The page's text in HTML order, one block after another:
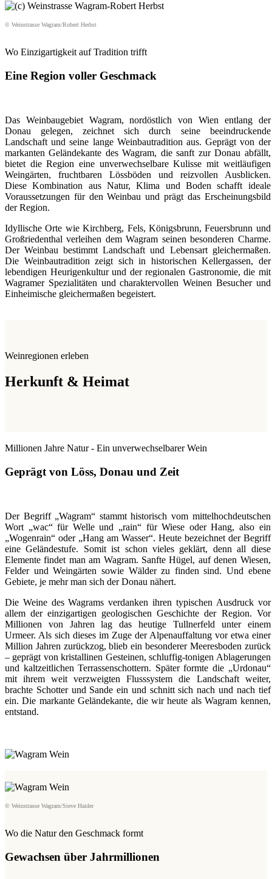
© Weinstrasse Wagram/Robert Herbst
Wo Einzigartigkeit auf Tradition trifft
Eine Region voller Geschmack
Das Weinbaugebiet Wagram, nordöstlich von Wien entlang der
Donau gelegen, zeichnet sich durch seine beeindruckende
Landschaft und seine lange Weinbautradition aus. Geprägt von der
markanten Geländekante des Wagram, die sanft zur Donau abfällt,
bietet die Region eine unverwechselbare Kulisse mit weitläufigen
Weingärten, fruchtbaren Lössböden und reizvollen Ausblicken.
Diese Kombination aus Natur, Klima und Boden schafft ideale
Voraussetzungen für den Weinbau und prägt das Erscheinungsbild
der Region.
Idyllische Orte wie Kirchberg, Fels, Königsbrunn, Feuersbrunn und
Großriedenthal verleihen dem Wagram seinen besonderen Charme.
Der Weinbau bestimmt Landschaft und Lebensart gleichermaßen.
Die Weinbautradition zeigt sich in historischen Kellergassen, der
lebendigen Heurigenkultur und der regionalen Gastronomie, die mit
Wagramer Spezialitäten und charaktervollen Weinen Besucher und
Einheimische gleichermaßen begeistert.
Weinregionen erleben
Herkunft & Heimat
Millionen Jahre Natur - Ein unverwechselbarer Wein
Geprägt von Löss, Donau und Zeit
Der Begriff „Wagram“ stammt historisch vom mittelhochdeutschen
Wort „wac“ für Welle und „rain“ für Wiese oder Hang, also ein
„Wogenrain“ oder „Hang am Wasser“. Heute bezeichnet der Begriff
eine Geländestufe. Somit ist schon vieles geklärt, denn all diese
Elemente findet man am Wagram. Sanfte Hügel, auf denen Wiesen,
Felder und Weingärten sowie Wälder zu finden sind. Und ebene
Gebiete, je mehr man sich der Donau nähert.
Die Weine des Wagrams verdanken ihren typischen Ausdruck vor
allem der einzigartigen geologischen Geschichte der Region. Vor
Millionen von Jahren lag das heutige Tullnerfeld unter einem
Urmeer. Als sich dieses im Zuge der Alpenauffaltung vor etwa einer
Million Jahren zurückzog, blieb ein besonderer Meeresboden zurück
– geprägt von kristallinen Gesteinen, schluffig-tonigen Ablagerungen
und kaltzeitlichen Terrassenschottern. Später formte die „Urdonau“
mit ihrem weit verzweigten Flusssystem die Landschaft weiter,
brachte Schotter und Sande ein und schnitt sich nach und nach tief
ein. Die markante Geländekante, die wir heute als Wagram kennen,
entstand.
© Weinstrasse Wagram/Steve Haider
Wo die Natur den Geschmack formt
Gewachsen über Jahrmillionen